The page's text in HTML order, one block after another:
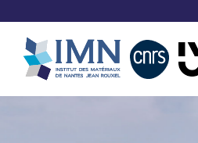
au
contenu
L’Institut